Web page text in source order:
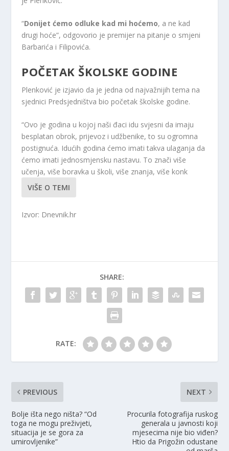
“Donijet ćemo odluke kad mi hoćemo, a ne kad
drugi hoće”, odgovorio je premijer na pitanje o smjeni
Barbarića i Filipovića.
POČETAK ŠKOLSKE GODINE
Plenković je izjavio da je jedna od najvažnijih tema na
sjednici Predsjedništva bio početak školske godine.
“Ovo je godina u kojoj naši đaci idu svjesni da imaju
besplatan obrok, prijevoz i udžbenike, to su ogromna
postignuća. Idućih godina ćemo imati takva ulaganja da
ćemo imati jednosmjensku nastavu. To znači više
učenja, više boravka u školi, više znanja, više konk
VIŠE O TEMI
Izvor: Dnevnik.hr
SHARE:
RATE:
PREVIOUS
Bolje išta nego ništa? “Od
toga ne mogu preživjeti,
situacija je se gora za
umirovljenike”
NEXT
Procurila fotografija ruskog
generala u javnosti koji
mjesecima nije bio viđen?
Htio da Prigožin odustane